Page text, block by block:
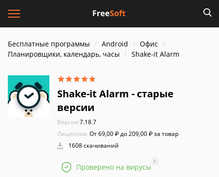
Бесплатные программы Android
Офис
Планировщики, календарь, часы
Shake-it Alarm
Shake-it Alarm - старые
версии
Версия:7.18.7
Лицензия: От 69,00 ₽ до 209,00 ₽ за товар
1608 скачиваний
Проверено на вирусы
?